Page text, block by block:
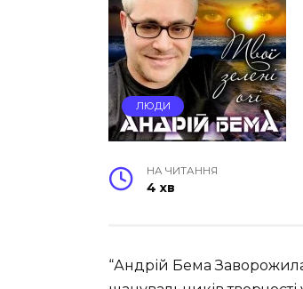
ЛЮДИ
НА ЧИТАННЯ
4 хв
“Андрій Бема